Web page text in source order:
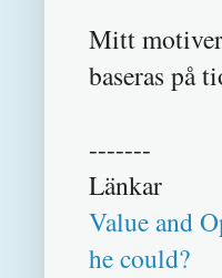
Mitt
baseras på
-------
Länkar
Value and
he could?